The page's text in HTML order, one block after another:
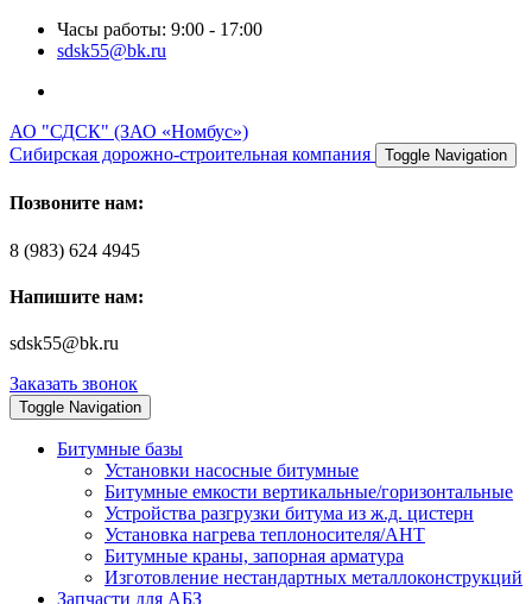
Часы работы: 9:00 - 17:00
sdsk55@bk.ru
АО "СДСК" (ЗАО «Номбус»)
Сибирская дорожно-строительная компания
Toggle Navigation
Позвоните нам:
8 (983) 624 4945
Напишите нам:
sdsk55@bk.ru
Заказать звонок
Toggle Navigation
Битумные базы
Установки насосные битумные
Битумные емкости вертикальные/горизонтальные
Устройства разгрузки битума из ж.д. цистерн
Установка нагрева теплоносителя/АНТ
Битумные краны, запорная арматура
Изготовление нестандартных металлоконструкций
Запчасти для АБЗ